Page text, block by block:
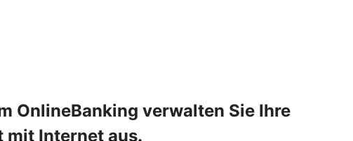
OnlineBanking verwalten Sie Ihre
mit Internet aus.